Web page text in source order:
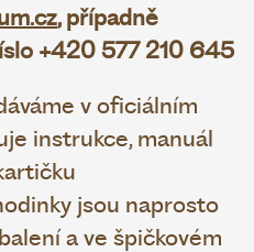
, případně
+420 577 210 645
v oficiálním
instrukce, manuál
jsou naprosto
a ve špičkovém